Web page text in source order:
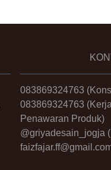
083869324763
083869324763
Penawaran Produk)
@griyadesain_jogja